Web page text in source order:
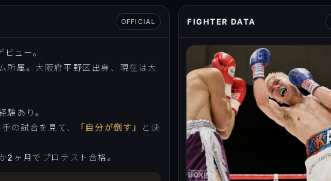
OFFICIAL
ュー。
所属。大阪府平野区出身、現在は大
験あり。
試合を見て、
「自分が倒す」
と決
2ヶ月でプロテスト合格。
FIGHTER DATA